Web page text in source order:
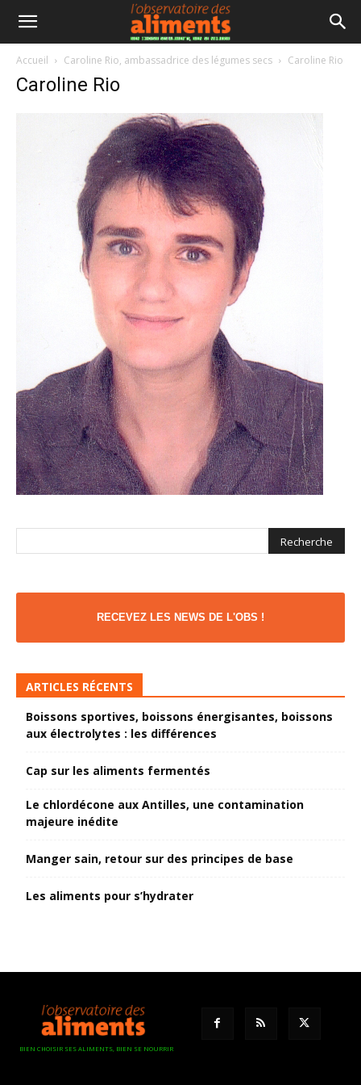
Accueil Caroline Rio, ambassadrice des légumes secs Caroline Rio
Caroline Rio
RECEVEZ LES NEWS DE L'OBS !
ARTICLES RÉCENTS
Boissons sportives, boissons énergisantes, boissons
aux électrolytes : les différences
Cap sur les aliments fermentés
Le chlordécone aux Antilles, une contamination
majeure inédite
Manger sain, retour sur des principes de base
Les aliments pour s’hydrater
BIEN CHOISIR SES ALIMENTS, BIEN SE NOURRIR